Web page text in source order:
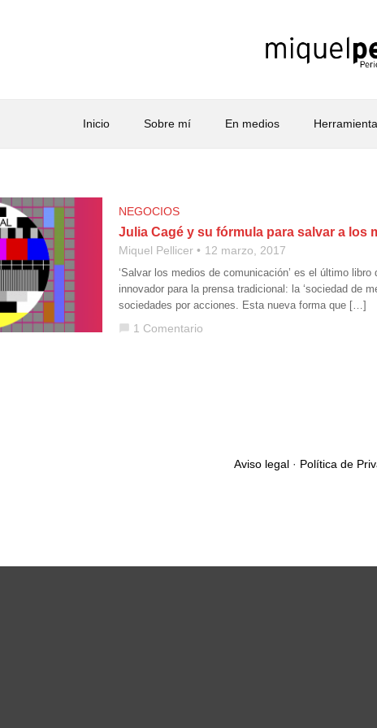
Inicio Sobre mí En medios
NEGOCIOS
Julia Cagé y su fórmula para salvar a los
Miquel Pellicer 12 marzo, 2017
‘Salvar los medios de comunicación’ es el último
innovador para la prensa tradicional: la ‘sociedad de
sociedades por acciones. Esta nueva forma que […]
chat_bubble 1 Comentario
Aviso legal· Política de